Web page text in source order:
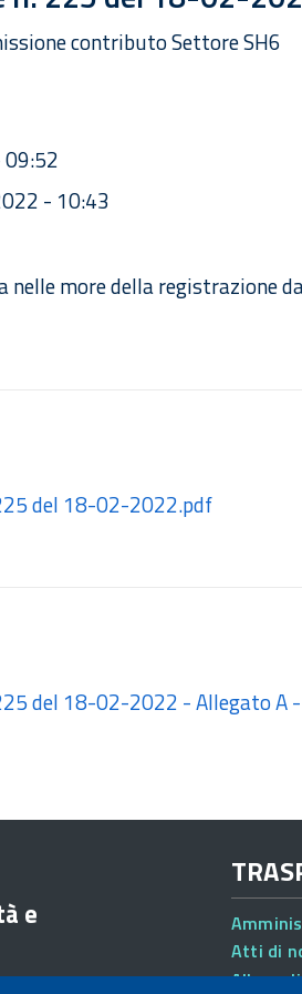
contributo Settore SH6
- 10:43
more della registrazione
del 18-02-2022.pdf
del 18-02-2022 - Allegato A
e
Atti di
Albo